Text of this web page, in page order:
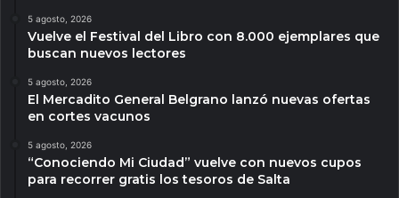
5 agosto, 2026
Vuelve el Festival del Libro con 8.000 ejemplares que
buscan nuevos lectores
5 agosto, 2026
El Mercadito General Belgrano lanzó nuevas ofertas
en cortes vacunos
5 agosto, 2026
“Conociendo Mi Ciudad” vuelve con nuevos cupos
para recorrer gratis los tesoros de Salta